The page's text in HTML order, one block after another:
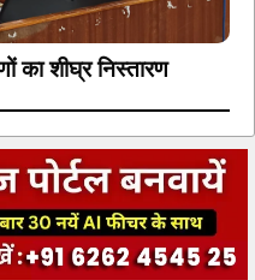
का शीघ्र निस्तारण